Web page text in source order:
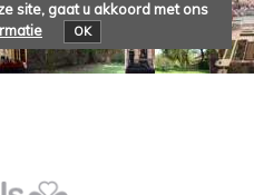
site, gaat u akkoord met ons
OK